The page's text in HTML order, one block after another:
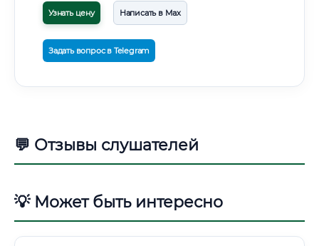
Узнать цену Написать в Max
Задать вопрос в Telegram
💬 Отзывы слушателей
💡 Может быть интересно